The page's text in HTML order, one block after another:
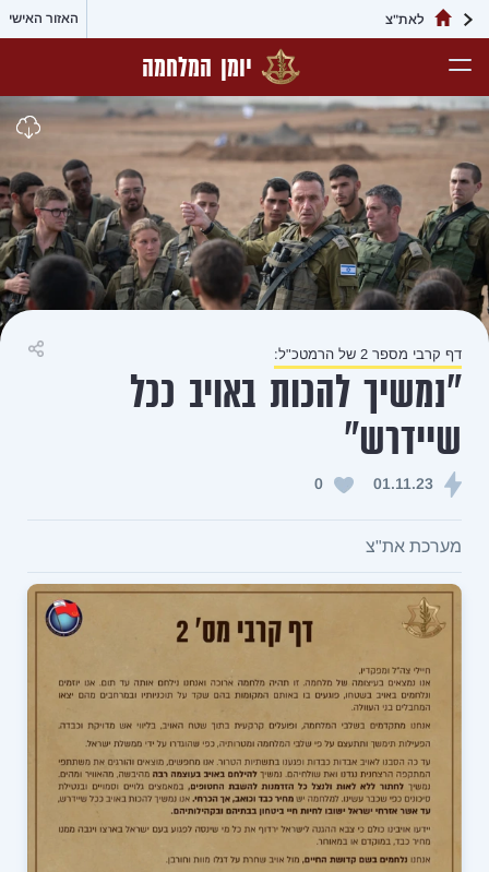
האזור האישי לאת"צ
יומן המלחמה
דף קרבי מספר 2 של הרמטכ"ל:
"נמשיך להכות באויב ככל
שיידרש"
01.11.23
0
מערכת את"צ